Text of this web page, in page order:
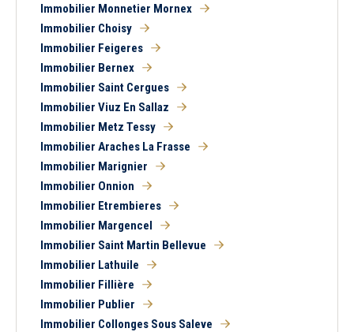
Immobilier Monnetier Mornex
Immobilier Choisy
Immobilier Feigeres
Immobilier Bernex
Immobilier Saint Cergues
Immobilier Viuz En Sallaz
Immobilier Metz Tessy
Immobilier Araches La Frasse
Immobilier Marignier
Immobilier Onnion
Immobilier Etrembieres
Immobilier Margencel
Immobilier Saint Martin Bellevue
Immobilier Lathuile
Immobilier Fillière
Immobilier Publier
Immobilier Collonges Sous Saleve